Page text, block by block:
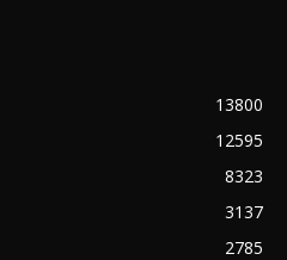
13800
12595
8323
3137
2785